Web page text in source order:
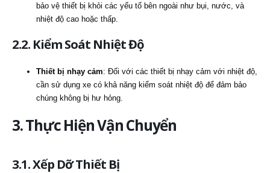
bảo vệ thiết bị khỏi các yếu tố bên ngoài như bụi, nước, và
nhiệt độ cao hoặc thấp.
2.2. Kiểm Soát Nhiệt Độ
Thiết bị nhạy cảm: Đối với các thiết bị nhạy cảm với nhiệt độ,
cần sử dụng xe có khả năng kiểm soát nhiệt độ để đảm bảo
chúng không bị hư hỏng.
3. Thực Hiện Vận Chuyển
3.1. Xếp Dỡ Thiết Bị